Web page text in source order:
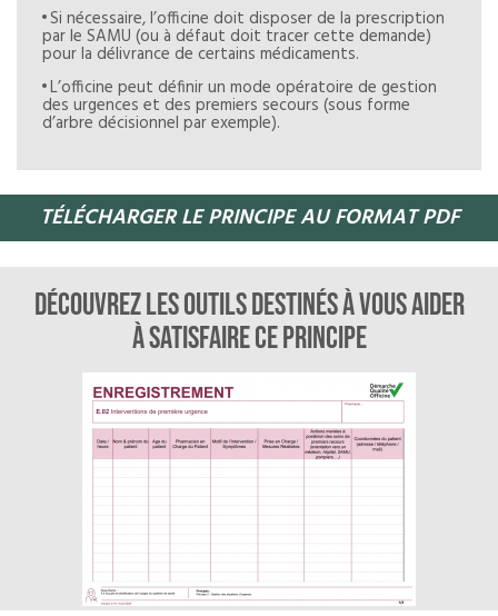
Si nécessaire, l’officine doit disposer de la prescription
par le SAMU (ou à défaut doit tracer cette demande)
pour la délivrance de certains médicaments.
L’officine peut définir un mode opératoire de gestion
des urgences et des premiers secours (sous forme
d’arbre décisionnel par exemple).
TÉLÉCHARGER LE PRINCIPE AU FORMAT PDF
Découvrez les outils destinés à vous aider
à satisfaire ce principe